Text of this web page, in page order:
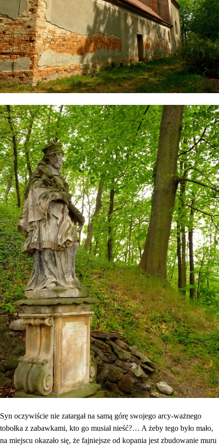
Syn oczywiście nie zatargał na samą górę swojego arcy-ważnego
tobołka z zabawkami, kto go musiał nieść?… A żeby tego było mało,
na miejscu okazało się, że fajniejsze od kopania jest zbudowanie muru